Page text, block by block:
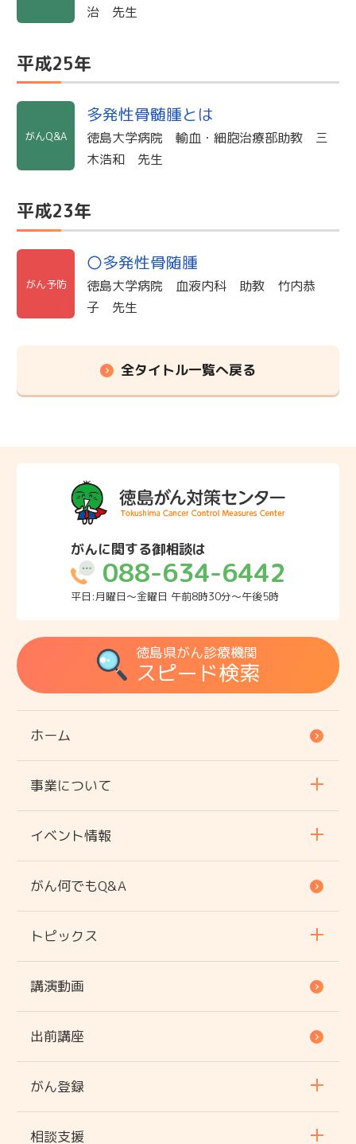
治 先生
平成25年
がんQ&A
多発性骨髄腫とは
徳島大学病院 輸血・細胞治療部助教 三
木浩和 先生
平成23年
がん予防
〇多発性骨随腫
徳島大学病院 血液内科 助教 竹内恭
子 先生
全タイトル一覧へ戻る
がんに関する御相談は
088-634-6442
平日:月曜日～金曜日 午前8時30分～午後5時
徳島県がん診療機関
スピード検索
ホーム
事業について
イベント情報
がん何でもQ&A
トピックス
講演動画
出前講座
がん登録
相談支援